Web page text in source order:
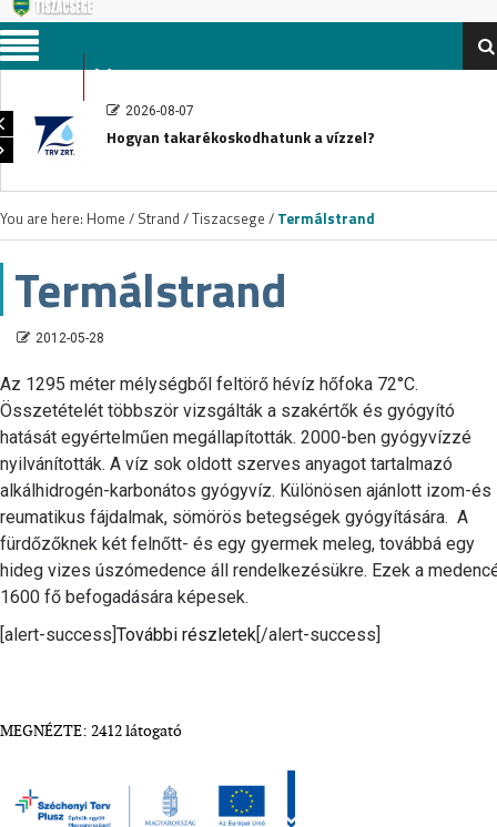
Menu
2026-08-07
Hogyan takarékoskodhatunk a vízzel?
You are here: Home / Strand /Tiszacsege / Termálstrand
Termálstrand
2012-05-28
Az 1295 méter mélységből feltörő hévíz hőfoka 72°C.
Összetételét többször vizsgálták a szakértők és gyógyító
hatását egyértelműen megállapították. 2000-ben gyógyvízzé
nyilvánították. A víz sok oldott szerves anyagot tartalmazó
alkálhidrogén-karbonátos gyógyvíz. Különösen ajánlott izom-és
reumatikus fájdalmak, sömörös betegségek gyógyítására. A
fürdőzőknek két felnőtt- és egy gyermek meleg, továbbá egy
hideg vizes úszómedence áll rendelkezésükre. Ezek a
1600 fő befogadására képesek.
[alert-success]További részletek[/alert-success]
MEGNÉZTE: 2412 látogató